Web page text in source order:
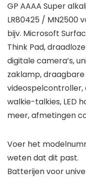
GP AAAA Super
LR80425 / MN2500
bijv. Microsoft
Think Pad,
digitale camera’s,
zaklamp, draagbare
videospelcontroller,
walkie-talkies, LED
meer, afmetingen
Voer het
weten dat dit past.
Batterijen voor